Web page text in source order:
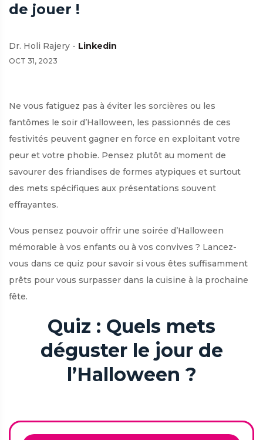
de jouer !
Dr. Holi Rajery - Linkedin
OCT 31, 2023
Ne vous fatiguez pas à éviter les sorcières ou les
fantômes le soir d’Halloween, les passionnés de ces
festivités peuvent gagner en force en exploitant votre
peur et votre phobie. Pensez plutôt au moment de
savourer des friandises de formes atypiques et surtout
des mets spécifiques aux présentations souvent
effrayantes.
Vous pensez pouvoir offrir une soirée d’Halloween
mémorable à vos enfants ou à vos convives ? Lancez-
vous dans ce quiz pour savoir si vous êtes suffisamment
prêts pour vous surpasser dans la cuisine à la prochaine
fête.
Quiz : Quels mets
déguster le jour de
l’Halloween ?